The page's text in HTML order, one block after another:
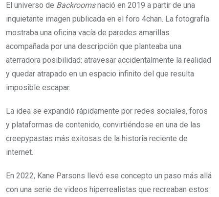
El universo de Backroomsnació en 2019 a partir de una
inquietante imagen publicada en el foro 4chan. La fotografía
mostraba una oficina vacía de paredes amarillas
acompañada por una descripción que planteaba una
aterradora posibilidad: atravesar accidentalmente la realidad
y quedar atrapado en un espacio infinito del que resulta
imposible escapar.
La idea se expandió rápidamente por redes sociales, foros
y plataformas de contenido, convirtiéndose en una de las
creepypastas más exitosas de la historia reciente de
internet.
En 2022, Kane Parsons llevó ese concepto un paso más allá
con una serie de videos hiperrealistas que recreaban estos